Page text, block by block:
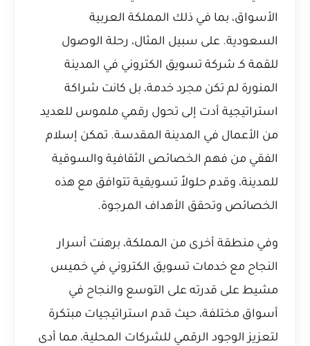
الأسواق، بما في ذلك المملكة العربية
السعودية. على سبيل المثال، رحلة الوصول
للقمة كـ شركة تسويق الكتروني في المدينة
المنورة لم تكن مجرد خدمة، بل كانت شراكة
استراتيجية أدت إلى تحول رقمي ملموس للعديد
من الأعمال في المدينة المقدسة. تمكن إسلام
الفقي من فهم الخصائص الثقافية والسوقية
للمدينة، وقدم حلولاً تسويقية تتوافق مع هذه
الخصائص وتحقق الأهداف المرجوة.
وفي منطقة أخرى من المملكة، برهنت أسرار
النجاح مع خدمات تسويق الكتروني في خميس
مشيط على قدرته على التوسع والنجاح في
أسواق مختلفة، حيث قدم استراتيجيات مبتكرة
لتعزيز الوجود الرقمي للشركات المحلية، مما أدى